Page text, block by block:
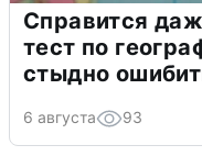
Справится
тест по
стыдно
6 августа 93